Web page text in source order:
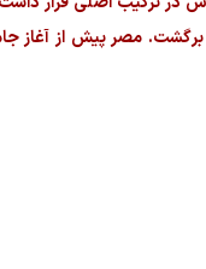
مصر پیش از آغاز